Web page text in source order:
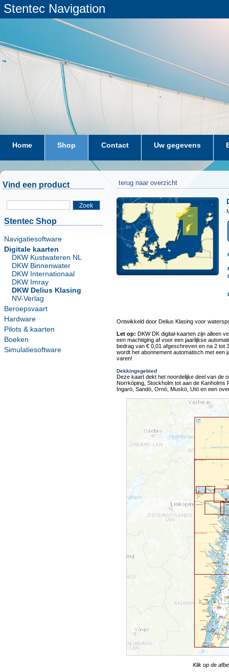
Stentec Navigation
Home Shop Contact Uw gegevens
Vind een product
Zoek
Stentec Shop
Navigatiesoftware
Digitale kaarten
DKW Kustwateren NL
DKW Binnenwater
DKW Internationaal
DKW Imray
DKW Delius Klasing
NV-Verlag
Beroepsvaart
Hardware
Pilots & kaarten
Boeken
Simulatiesoftware
terug naar overzicht
Ontwikkeld door Delius Klasing voor
Let op: DKW DK digital-kaarten zijn alleen
een machtiging af voor een jaarlijkse
bedrag van € 0,01 afgeschreven en na 2 tot
wordt het abonnement automatisch met een
varen!
Dekkingsgebied
Deze kaart dekt het noordelijke deel van de
Norrköping, Stockholm tot aan de Kanholms
Ingarö, Sandö, Ornö, Muskö, Utö en een
Klik op de